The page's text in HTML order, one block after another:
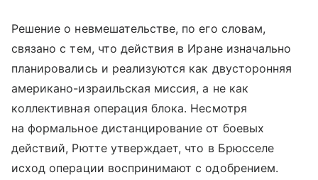
Решение о невмешательстве, по его словам,
связано с тем, что действия в Иране изначально
планировались и реализуются как двусторонняя
американо-израильская миссия, а не как
коллективная операция блока. Несмотря
на формальное дистанцирование от боевых
действий, Рютте утверждает, что в Брюсселе
исход операции воспринимают с одобрением.